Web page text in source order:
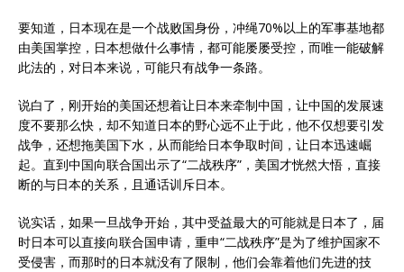
要知道，日本现在是一个战败国身份，冲绳70%以上的军事基地都
由美国掌控，日本想做什么事情，都可能屡屡受控，而唯一能破解
此法的，对日本来说，可能只有战争一条路。
说白了，刚开始的美国还想着让日本来牵制中国，让中国的发展速
度不要那么快，却不知道日本的野心远不止于此，他不仅想要引发
战争，还想拖美国下水，从而能给日本争取时间，让日本迅速崛
起。直到中国向联合国出示了“二战秩序”，美国才恍然大悟，直接
断的与日本的关系，且通话训斥日本。
说实话，如果一旦战争开始，其中受益最大的可能就是日本了，届
时日本可以直接向联合国申请，重申“二战秩序”是为了维护国家不
受侵害，而那时的日本就没有了限制，他们会靠着他们先进的技